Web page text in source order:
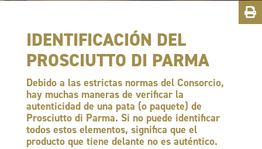
Print
This
Page
IDENTIFICACIÓN DEL
PROSCIUTTO DI PARMA
Debido a las estrictas normas del Consorcio,
hay muchas maneras de verificar la
autenticidad de una pata (o paquete) de
Prosciutto di Parma. Si no puede identificar
todos estos elementos, significa que el
producto que tiene delante no es auténtico.